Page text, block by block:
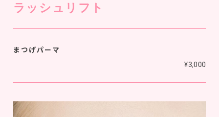
ラッシュリフト
まつげパーマ
¥3,000